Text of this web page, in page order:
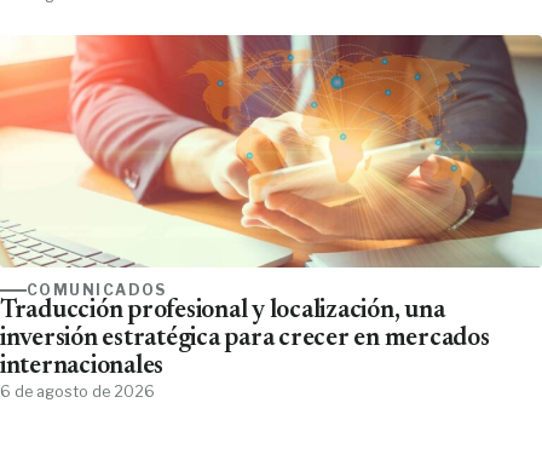
COMUNICADOS
Traducción profesional y localización, una
inversión estratégica para crecer en mercados
internacionales
6 de agosto de 2026